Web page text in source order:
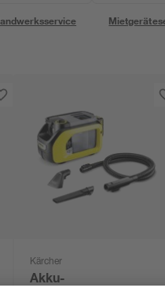
Kärcher
Akku-